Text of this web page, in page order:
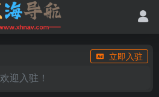
立即入驻
欢迎入驻！